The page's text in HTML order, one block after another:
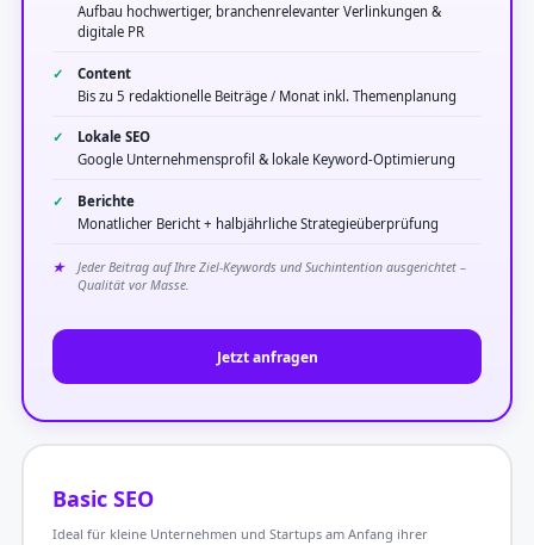
Basic SEO
Ideal für kleine Unternehmen und Startups am Anfang ihrer
Aufbau hochwertiger, branchenrelevanter Verlinkungen &
digitale PR
Content
Bis zu 5 redaktionelle Beiträge / Monat inkl. Themenplanung
Lokale SEO
Google Unternehmensprofil & lokale Keyword-Optimierung
Berichte
Monatlicher Bericht + halbjährliche Strategieüberprüfung
Jeder Beitrag auf Ihre Ziel-Keywords und Suchintention ausgerichtet –
Qualität vor Masse.
Jetzt anfragen